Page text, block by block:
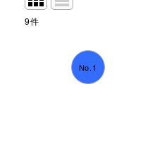
9件
No.1